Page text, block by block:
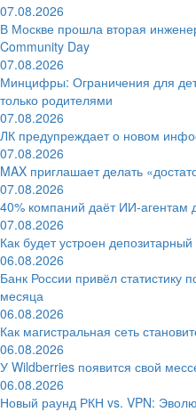
07.08.2026
В Москве прошла вторая
Community Day
07.08.2026
Минцифры: Ограничения для
только родителями
07.08.2026
ЛК предупреждает о новом
07.08.2026
MAX приглашает делать
07.08.2026
40% компаний даёт ИИ‑агентам
07.08.2026
Как будет устроен
06.08.2026
Банк России привёл статистику
месяца
06.08.2026
Как магистральная сеть
06.08.2026
У Wildberries появится свой
06.08.2026
Новый раунд РКН vs. VPN: